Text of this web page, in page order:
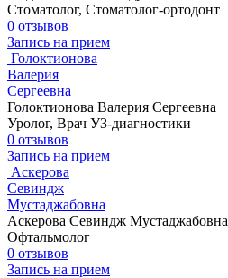
Стоматолог, Стоматолог-ортодонт
0 отзывов
Запись на прием
Голоктионова
Валерия
Сергеевна
Голоктионова Валерия Сергеевна
Уролог, Врач УЗ-диагностики
0 отзывов
Запись на прием
Аскерова
Севиндж
Мустаджабовна
Аскерова Севиндж Мустаджабовна
Офтальмолог
0 отзывов
Запись на прием